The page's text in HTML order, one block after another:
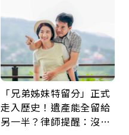
「兄弟姊妹特留分」正式
走入歷史！遺產能全留給
另一半？律師提醒：沒做